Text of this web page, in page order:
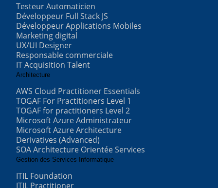
Testeur Automaticien
Développeur Full Stack JS
Développeur Applications Mobiles
Marketing digital
UX/UI Designer
Responsable commerciale
IT Acquisition Talent
Architecture
AWS Cloud Practitioner Essentials
TOGAF For Practitioners Level 1
TOGAF for practitioners Level 2
Microsoft Azure Administrateur
Microsoft Azure Architecture
Derivatives (Advanced)
SOA Architecture Orientée Services
Gestion des Services Informatique
ITIL Foundation
ITIL Practitioner